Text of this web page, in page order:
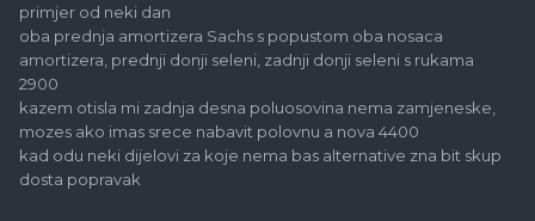
primjer od neki dan
oba prednja amortizera Sachs s popustom oba nosaca
amortizera, prednji donji seleni, zadnji donji seleni s rukama
2900
kazem otisla mi zadnja desna poluosovina nema zamjeneske,
mozes ako imas srece nabavit polovnu a nova 4400
kad odu neki dijelovi za koje nema bas alternative zna bit skup
dosta popravak